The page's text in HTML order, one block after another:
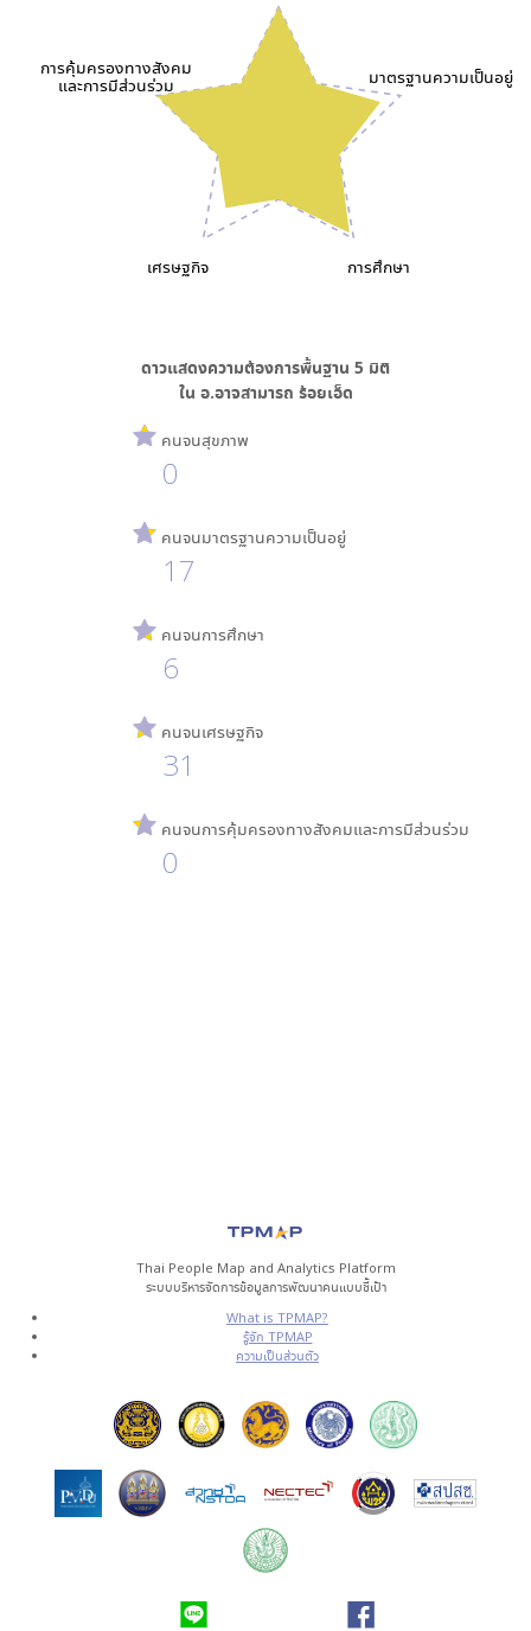
มาตรฐานความเป็นอยู่
การศึกษา
เศรษฐกิจ
การคุ้มครองทางสังคม
และการมีส่วนร่วม
ดาวแสดงความต้องการพื้นฐาน 5 มิติ
ใน อ.อาจสามารถ ร้อยเอ็ด
คนจนสุขภาพ
0
คนจนมาตรฐานความเป็นอยู่
17
คนจนการศึกษา
6
คนจนเศรษฐกิจ
31
คนจนการคุ้มครองทางสังคมและการมีส่วนร่วม
0
Thai People Map and Analytics Platform
ระบบบริหารจัดการข้อมูลการพัฒนาคนแบบชี้เป้า
What is TPMAP?
รู้จัก TPMAP
ความเป็นส่วนตัว